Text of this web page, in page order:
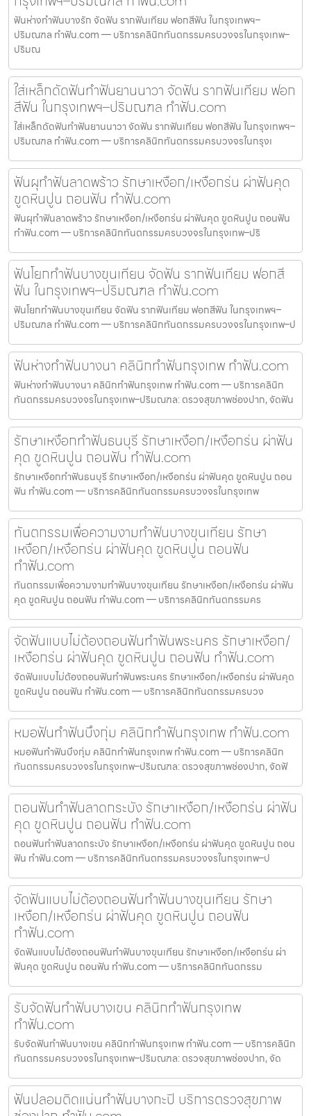
ฟันห่างทำฟันบางรัก จัดฟัน รากฟันเทียม ฟอกสีฟัน ในกรุงเทพฯ–
ปริมณฑล ทำฟัน.com — บริการคลินิกทันตกรรมครบวงจรในกรุงเทพ–
ปริมณ
ใส่เหล็กดัดฟันทำฟันยานนาวา จัดฟัน รากฟันเทียม ฟอก
สีฟัน ในกรุงเทพฯ–ปริมณฑล ทำฟัน.com
ใส่เหล็กดัดฟันทำฟันยานนาวา จัดฟัน รากฟันเทียม ฟอกสีฟัน ในกรุงเทพฯ–
ปริมณฑล ทำฟัน.com — บริการคลินิกทันตกรรมครบวงจรในกรุงเ
ฟันผุทำฟันลาดพร้าว รักษาเหงือก/เหงือกร่น ผ่าฟันคุด
ขูดหินปูน ถอนฟัน ทำฟัน.com
ฟันผุทำฟันลาดพร้าว รักษาเหงือก/เหงือกร่น ผ่าฟันคุด ขูดหินปูน ถอนฟัน
ทำฟัน.com — บริการคลินิกทันตกรรมครบวงจรในกรุงเทพ–ปริ
ฟันโยกทำฟันบางขุนเทียน จัดฟัน รากฟันเทียม ฟอกสี
ฟัน ในกรุงเทพฯ–ปริมณฑล ทำฟัน.com
ฟันโยกทำฟันบางขุนเทียน จัดฟัน รากฟันเทียม ฟอกสีฟัน ในกรุงเทพฯ–
ปริมณฑล ทำฟัน.com — บริการคลินิกทันตกรรมครบวงจรในกรุงเทพ–ป
ฟันห่างทำฟันบางนา คลินิกทำฟันกรุงเทพ ทำฟัน.com
ฟันห่างทำฟันบางนา คลินิกทำฟันกรุงเทพ ทำฟัน.com — บริการคลินิก
ทันตกรรมครบวงจรในกรุงเทพ–ปริมณฑล: ตรวจสุขภาพช่องปาก, จัดฟัน
รักษาเหงือกทำฟันธนบุรี รักษาเหงือก/เหงือกร่น ผ่าฟัน
คุด ขูดหินปูน ถอนฟัน ทำฟัน.com
รักษาเหงือกทำฟันธนบุรี รักษาเหงือก/เหงือกร่น ผ่าฟันคุด ขูดหินปูน ถอน
ฟัน ทำฟัน.com — บริการคลินิกทันตกรรมครบวงจรในกรุงเทพ
ทันตกรรมเพื่อความงามทำฟันบางขุนเทียน รักษา
เหงือก/เหงือกร่น ผ่าฟันคุด ขูดหินปูน ถอนฟัน
ทำฟัน.com
ทันตกรรมเพื่อความงามทำฟันบางขุนเทียน รักษาเหงือก/เหงือกร่น ผ่าฟัน
คุด ขูดหินปูน ถอนฟัน ทำฟัน.com — บริการคลินิกทันตกรรมคร
จัดฟันแบบไม่ต้องถอนฟันทำฟันพระนคร รักษาเหงือก/
เหงือกร่น ผ่าฟันคุด ขูดหินปูน ถอนฟัน ทำฟัน.com
จัดฟันแบบไม่ต้องถอนฟันทำฟันพระนคร รักษาเหงือก/เหงือกร่น ผ่าฟันคุด
ขูดหินปูน ถอนฟัน ทำฟัน.com — บริการคลินิกทันตกรรมครบวง
หมอฟันทำฟันบึงกุ่ม คลินิกทำฟันกรุงเทพ ทำฟัน.com
หมอฟันทำฟันบึงกุ่ม คลินิกทำฟันกรุงเทพ ทำฟัน.com — บริการคลินิก
ทันตกรรมครบวงจรในกรุงเทพ–ปริมณฑล: ตรวจสุขภาพช่องปาก, จัดฟั
ถอนฟันทำฟันลาดกระบัง รักษาเหงือก/เหงือกร่น ผ่าฟัน
คุด ขูดหินปูน ถอนฟัน ทำฟัน.com
ถอนฟันทำฟันลาดกระบัง รักษาเหงือก/เหงือกร่น ผ่าฟันคุด ขูดหินปูน ถอน
ฟัน ทำฟัน.com — บริการคลินิกทันตกรรมครบวงจรในกรุงเทพ–ป
จัดฟันแบบไม่ต้องถอนฟันทำฟันบางขุนเทียน รักษา
เหงือก/เหงือกร่น ผ่าฟันคุด ขูดหินปูน ถอนฟัน
ทำฟัน.com
จัดฟันแบบไม่ต้องถอนฟันทำฟันบางขุนเทียน รักษาเหงือก/เหงือกร่น ผ่า
ฟันคุด ขูดหินปูน ถอนฟัน ทำฟัน.com — บริการคลินิกทันตกรรม
รับจัดฟันทำฟันบางเขน คลินิกทำฟันกรุงเทพ
ทำฟัน.com
รับจัดฟันทำฟันบางเขน คลินิกทำฟันกรุงเทพ ทำฟัน.com — บริการคลินิก
ทันตกรรมครบวงจรในกรุงเทพ–ปริมณฑล: ตรวจสุขภาพช่องปาก, จัด
ฟันปลอมติดแน่นทำฟันบางกะปิ บริการตรวจสุขภาพ